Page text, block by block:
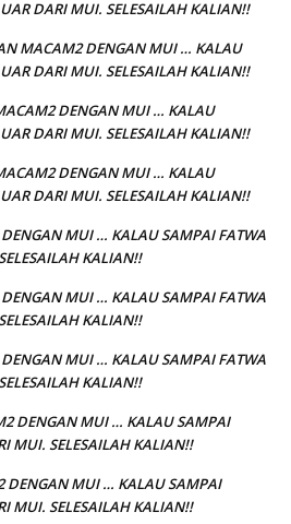
DARI MUI. SELESAILAH KALIAN!!
MACAM2 DENGAN MUI … KALAU
DARI MUI. SELESAILAH KALIAN!!
DENGAN MUI … KALAU
DARI MUI. SELESAILAH KALIAN!!
DENGAN MUI … KALAU
DARI MUI. SELESAILAH KALIAN!!
MUI … KALAU SAMPAI FATWA
KALIAN!!
MUI … KALAU SAMPAI FATWA
KALIAN!!
MUI … KALAU SAMPAI FATWA
KALIAN!!
DENGAN MUI … KALAU SAMPAI
MUI. SELESAILAH KALIAN!!
DENGAN MUI … KALAU SAMPAI
MUI. SELESAILAH KALIAN!!